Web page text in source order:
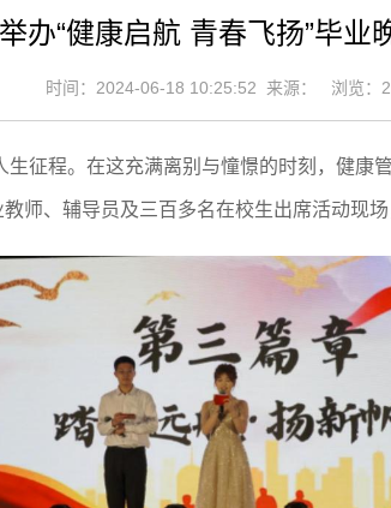
办“健康启航 青春飞扬”毕业
时间：2024-06-18 10:25:52 来源： 浏览：
征程。在这充满离别与憧憬的时刻，健康
师、辅导员及三百多名在校生出席活动现场